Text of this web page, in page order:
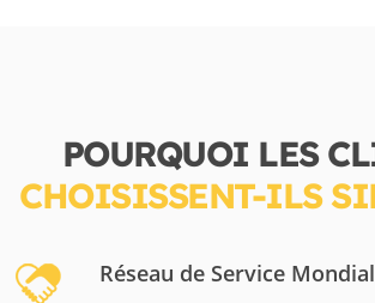
POURQUOI LES
CHOISISSENT-ILS
Réseau de Service Mondial